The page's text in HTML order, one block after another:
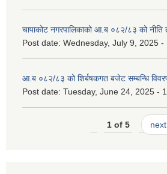
चापाकोट नगरपालिकाको आ.ब ०८२/८३ को नीति
Post date: Wednesday, July 9, 2025 -
आ.ब ०८२/८३ को शिर्बषकगत बजेट सम्बन्धि
Post date: Tuesday, June 24, 2025 -
1 of 5 next